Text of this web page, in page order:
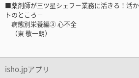
■薬剤師が三ツ星シェフ－業務に活きる！活
トのところ－
病態別栄養編③ 心不全
（東 敬一朗）
isho.jpアプリ